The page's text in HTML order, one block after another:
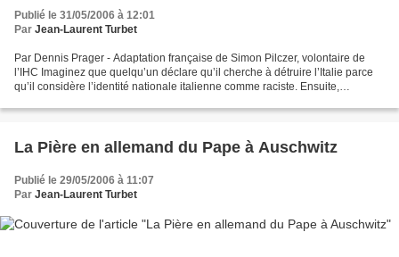
Publié le 31/05/2006 à 12:01
Par Jean-Laurent Turbet
Par Dennis Prager - Adaptation française de Simon Pilczer, volontaire de
l’IHC Imaginez que quelqu’un déclare qu’il cherche à détruire l’Italie parce
qu’il considère l’identité nationale italienne comme raciste. Ensuite,
La Pière en allemand du Pape à Auschwitz
Publié le 29/05/2006 à 11:07
Par Jean-Laurent Turbet